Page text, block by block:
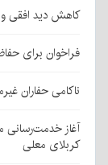
کاهش دید افقی و
فراخوان برای
ناکامی حفاران
آغاز خدمت‌رسانی
کربلای معلی